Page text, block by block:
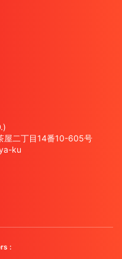
二丁目14番10-605号
ku
: